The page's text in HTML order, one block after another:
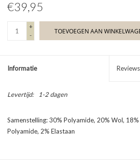
€39,95
+
-
TOEVOEGEN AAN
Informatie Reviews
Levertijd: 1-2 dagen
Samenstelling: 30% Polyamide, 20% Wol,
Polyamide, 2% Elastaan